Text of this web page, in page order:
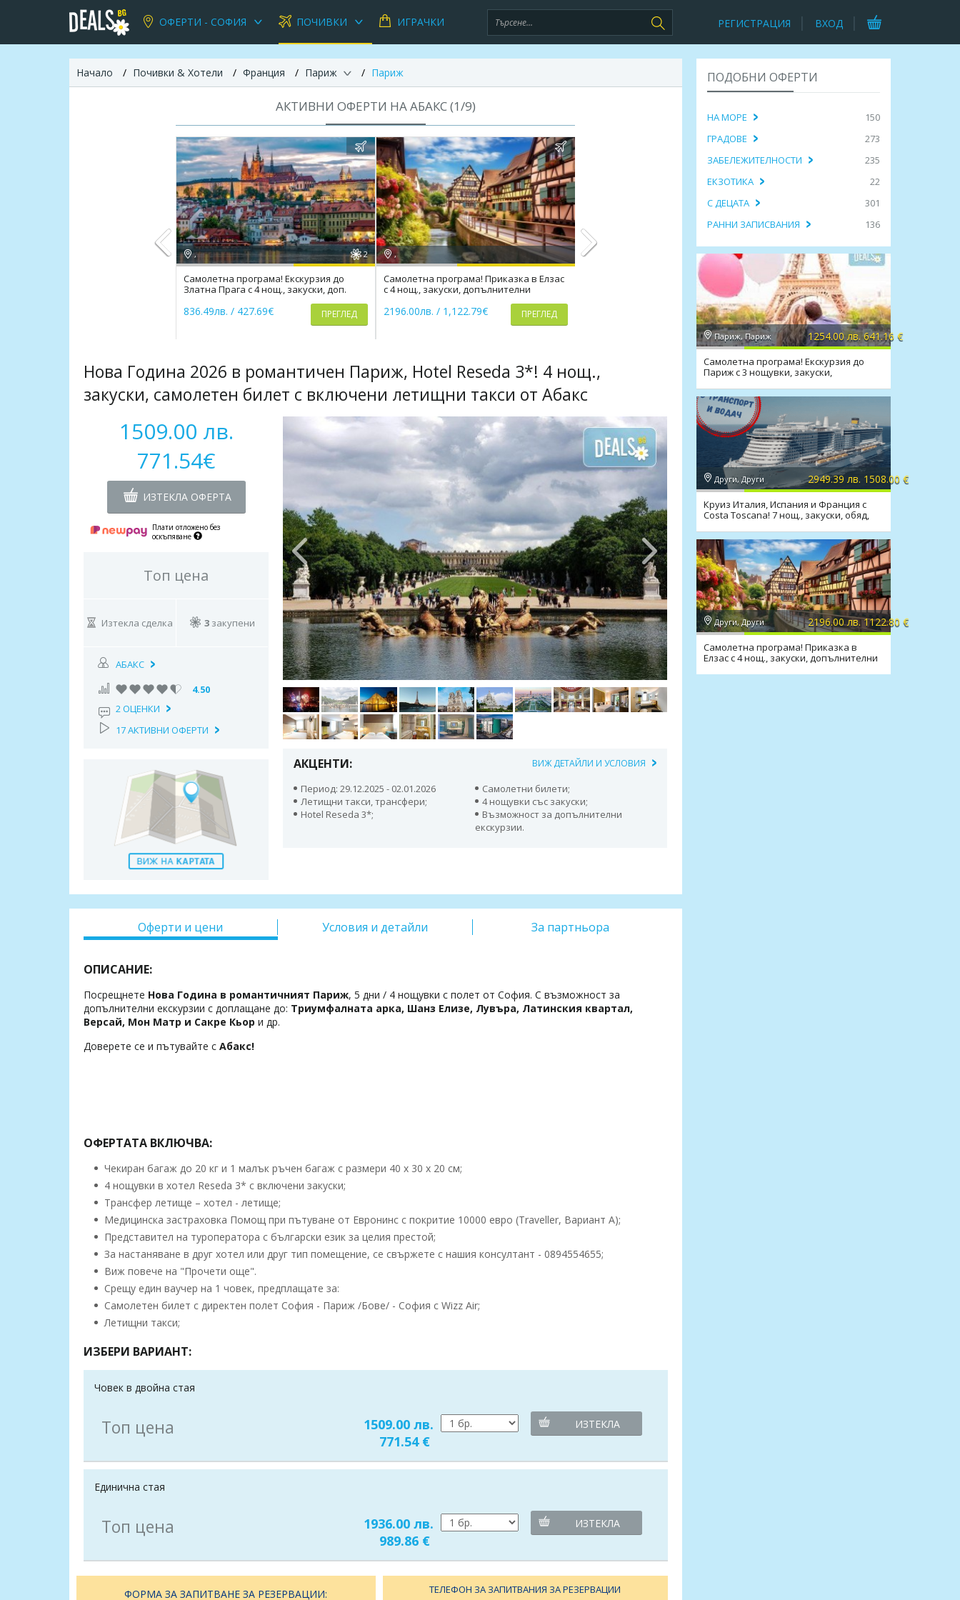
ОФЕРТИ - СОФИЯ ПОЧИВКИ ИГРАЧКИ РЕГИСТРАЦИЯ ВХОД
Начало Почивки & Хотели Франция Париж Париж
АКТИВНИ ОФЕРТИ НА АБАКС (1/9)
, 2
Самолетна програма! Екскурзия до
Златна Прага с 4 нощ., закуски, доп.
836.49лв. / 427.69€ ПРЕГЛЕД
,
Самолетна програма! Приказка в Елзас
с 4 нощ., закуски, допълнителни
2196.00лв. / 1,122.79€ ПРЕГЛЕД
Самолетна програма: 7 нощ. Армения и
Грузия Пътешествие из Кавказките
ПРЕГЛЕД
,
Самолетна програма: Почивка във
Венеция - 7 нощувки, закуски, вечери
1253.00лв. / 640.65€
Нова Година 2026 в романтичен Париж, Hotel Reseda 3*! 4 нощ.,
закуски, самолетен билет с включени летищни такси от Абакс
АКЦЕНТИ: ВИЖ ДЕТАЙЛИ И УСЛОВИЯ
Период: 29.12.2025 - 02.01.2026
Самолетни билети;
Летищни такси, трансфери;
4 нощувки със закуски;
Hotel Reseda 3*;
Възможност за допълнителни
екскурзии.
1509.00 лв.
771.54€
ИЗТЕКЛА ОФЕРТА
Плати отложено без
оскъпяване
Топ цена
Изтекла сделка 3 закупени
АБАКС
4.50
2 ОЦЕНКИ
17 АКТИВНИ ОФЕРТИ
Оферти и цени Условия и детайли За партньора
ОПИСАНИЕ:
Посрещнете Нова Година в романтичният Париж, 5 дни / 4 нощувки с полет от София. С възможност за
допълнителни екскурзии с доплащане до: Триумфалната арка, Шанз Елизе, Лувъра, Латинския квартал,
Версай, Мон Матр и Сакре Кьор и др.
Доверете се и пътувайте с Абакс!
ОФЕРТАТА ВКЛЮЧВА:
Чекиран багаж до 20 кг и 1 малък ръчен багаж с размери 40 х 30 х 20 см;
4 нощувки в хотел Reseda 3* с включени закуски;
Трансфер летище – хотел - летище;
Медицинска застраховка Помощ при пътуване от Евронинс с покритие 10000 евро (Traveller, Вариант А);
Представител на туроператора с български език за целия престой;
За настаняване в друг хотел или друг тип помещение, се свържете с нашия консултант - 0894554655;
Виж повече на "Прочети още".
Срещу един ваучер на 1 човек, предплащате за:
Самолетен билет с директен полет София - Париж /Бове/ - София с Wizz Air;
Летищни такси;
ИЗБЕРИ ВАРИАНТ:
Човек в двойна стая
Топ цена
1509.00 лв.
771.54 €
ИЗТЕКЛА
Единична стая
Топ цена
1936.00 лв.
989.86 €
ИЗТЕКЛА
ФОРМА ЗА ЗАПИТВАНЕ ЗА РЕЗЕРВАЦИИ: ТЕЛЕФОН ЗА ЗАПИТВАНИЯ ЗА РЕЗЕРВАЦИИ
ПОДОБНИ ОФЕРТИ
НА МОРЕ
150
ГРАДОВЕ
273
ЗАБЕЛЕЖИТЕЛНОСТИ
235
ЕКЗОТИКА
22
С ДЕЦАТА
301
РАННИ ЗАПИСВАНИЯ
136
Париж, Париж 1254.00 лв. 641.16 €
Самолетна програма! Екскурзия до
Париж с 3 нощувки, закуски,
Други, Други 2949.39 лв. 1508.00 €
Круиз Италия, Испания и Франция с
Costa Toscana! 7 нощ., закуски, обяд,
Други, Други 2196.00 лв. 1122.80 €
Самолетна програма! Приказка в
Елзас с 4 нощ., закуски, допълнителни